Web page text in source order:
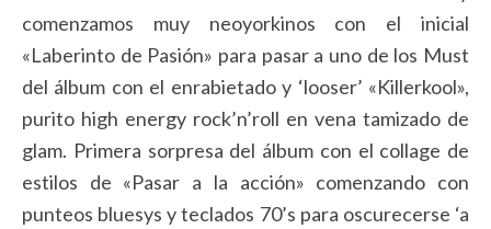
comenzamos muy neoyorkinos con el inicial
«Laberinto de Pasión» para pasar a uno de los Must
del álbum con el enrabietado y ‘looser’ «Killerkool»,
purito high energy rock’n’roll en vena tamizado de
glam. Primera sorpresa del álbum con el collage de
estilos de «Pasar a la acción» comenzando con
punteos bluesys y teclados 70’s para oscurecerse ‘a